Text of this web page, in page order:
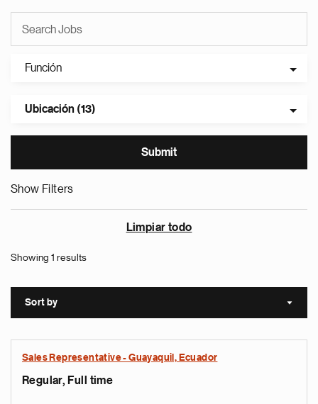
Función
Ubicación (13)
Show Filters
Limpiar todo
Showing 1 results
Sort by Sort
Sales Representative - Guayaquil, Ecuador
Regular, Full time